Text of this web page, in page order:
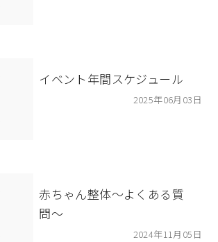
イベント年間スケジュール
2025年06月03日
赤ちゃん整体〜よくある質
問〜
2024年11月05日